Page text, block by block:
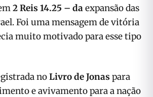
2 Reis 14.25 – daexpansão das
Foi uma mensagem de vitória
muito motivado para esse tipo
noLivro de Jonas para
e avivamento para a nação